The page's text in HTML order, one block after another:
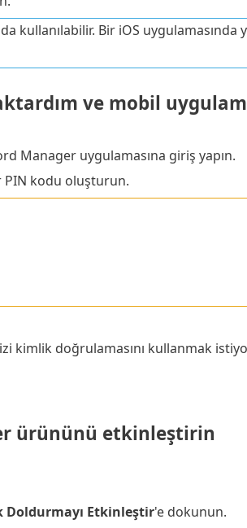
kullanılabilir. Bir iOS uygulamasında
ve mobil
Manager uygulamasına giriş yapın.
PIN kodu oluşturun.
kimlik doğrulamasını kullanmak
ürününü etkinleştirin
Doldurmayı Etkinleştir'e dokunun.